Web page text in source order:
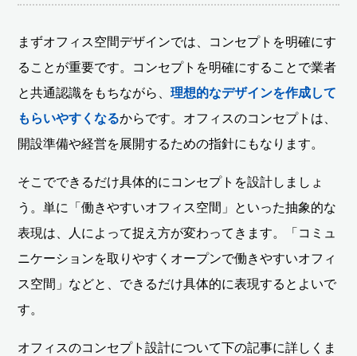
まずオフィス空間デザインでは、コンセプトを明確にす
ることが重要です。コンセプトを明確にすることで業者
と共通認識をもちながら、理想的なデザインを作成して
もらいやすくなるからです。オフィスのコンセプトは、
開設準備や経営を展開するための指針にもなります。
そこでできるだけ具体的にコンセプトを設計しましょ
う。単に「働きやすいオフィス空間」といった抽象的な
表現は、人によって捉え方が変わってきます。「コミュ
ニケーションを取りやすくオープンで働きやすいオフィ
ス空間」などと、できるだけ具体的に表現するとよいで
す。
オフィスのコンセプト設計について下の記事に詳しくま